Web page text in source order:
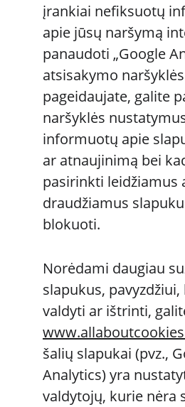
įrankiai nefiksuotų
apie jūsų naršymą
panaudoti „Google
atsisakymo
pageidaujate, galite
naršyklės
informuotų apie
ar atnaujinimą bei
pasirinkti leidžiamus
draudžiamus
blokuoti.
Norėdami daugiau
slapukus,
valdyti ar ištrinti,
šalių slapukai (pvz.,
Analytics) yra
valdytojų, kurie nėra